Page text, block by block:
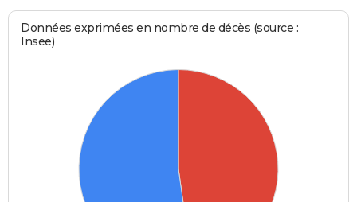
Données exprimées en nombre de décès (source :
Insee)